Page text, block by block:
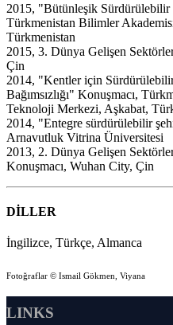
2015, "Bütünleşik Sürdürülebilir
Türkmenistan Bilimler
Türkmenistan
2015, 3. Dünya Gelişen
Çin
2014, "Kentler için
Bağımsızlığı" Konuşmacı,
Teknoloji Merkezi, Aşkabat,
2014, "Entegre sürdürülebilir
Arnavutluk Vitrina Üniversitesi
2013, 2. Dünya Gelişen
Konuşmacı, Wuhan City, Çin
DİLLER
İngilizce, Türkçe, Almanca
Fotoğraflar © Ismail Gökmen, Viyana
LINKS